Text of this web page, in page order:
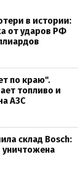
в истории:
от ударов РФ
по краю".
топливо и
АЗС
склад Bosch:
уничтожена